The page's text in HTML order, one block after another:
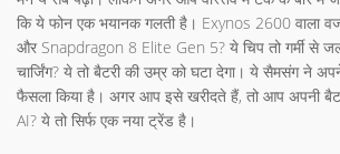
कि ये फोन एक भयानक गलती है। Exynos 2600 वाला
और Snapdragon 8 Elite Gen 5? ये चिप तो गर्मी से
चार्जिंग? ये तो बैटरी की उम्र को घटा देगा। ये सैमसंग ने
फैसला किया है। अगर आप इसे खरीदते हैं, तो आप अपनी
AI? ये तो सिर्फ एक नया ट्रेंड है।